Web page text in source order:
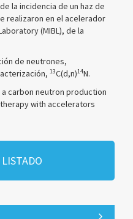
la incidencia de un haz de
realizaron en el acelerador
(MIBL), de la
de neutrones,
13C(d,n)14N.
carbon neutron production
with accelerators